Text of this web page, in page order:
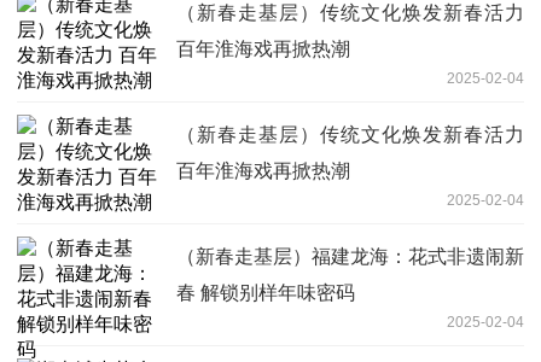
（新春走基层）传统文化焕发新春活力
百年淮海戏再掀热潮
2025-02-04
（新春走基层）传统文化焕发新春活力
百年淮海戏再掀热潮
2025-02-04
（新春走基层）福建龙海：花式非遗闹新
春 解锁别样年味密码
2025-02-04